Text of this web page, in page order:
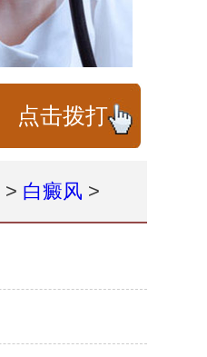
点击拨打
> 白癜风 >